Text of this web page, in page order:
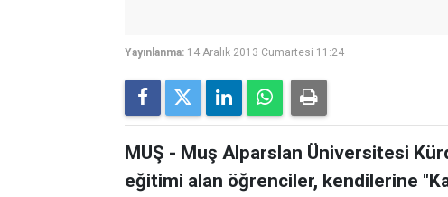
Yayınlanma: 14 Aralık 2013 Cumartesi 11:24
MUŞ - Muş Alparslan Üniversitesi
eğitimi alan öğrenciler, kendilerine